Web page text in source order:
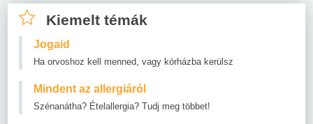
Kiemelt témák
Jogaid
Ha orvoshoz kell menned, vagy kórházba kerülsz
Mindent az allergiáról
Szénanátha? Ételallergia? Tudj meg többet!